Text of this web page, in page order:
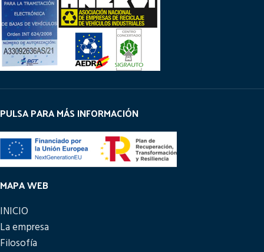
PULSA PARA MÁS INFORMACIÓN
MAPA WEB
INICIO
La empresa
Filosofía